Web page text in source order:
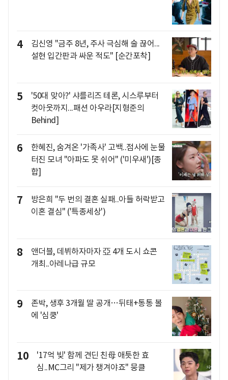
4
김신영 "금주 8년, 주사 극심해 술 끊어...
설현 입간판과 싸운 적도" [순간포착]
5
'50대 맞아?' 샤를리즈 테론, 시스루부터
컷아웃까지...패션 아우라[지형준의
Behind]
6
한혜진, 숨겨온 '가족사' 고백..점사에 눈물
터진 모녀 "아파도 못 쉬어" ('미우새')[종
합]
7
방은희 "두 번의 결혼 실패..아들 허락받고
이혼 결심" ('특종세상')
8
앤더블, 데뷔하자마자 亞 4개 도시 쇼콘
개최..아레나급 규모
9
존박, 생후 3개월 딸 공개…뒤태+통통 볼
에 '심쿵'
10
'17억 빚' 함께 견딘 친母 애틋한 효
심..MC그리 "제가 챙겨야죠" 뭉클